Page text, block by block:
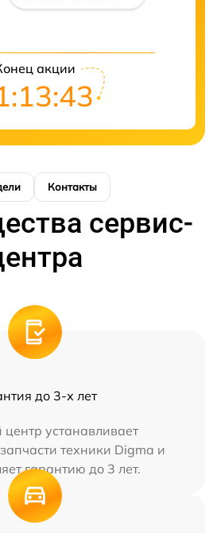
акции
Контакты
сервис-
до 3-х лет
устанавливает
техники Digma и
гарантию до 3 лет.